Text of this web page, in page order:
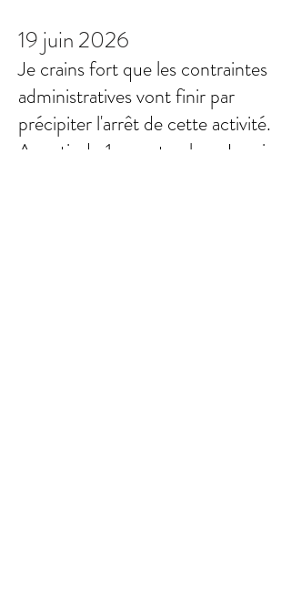
19 juin 2026
Je crains fort que les contraintes
administratives vont finir par
précipiter l'arrêt de cette activité.
A partir du 1er septembre, Je vais